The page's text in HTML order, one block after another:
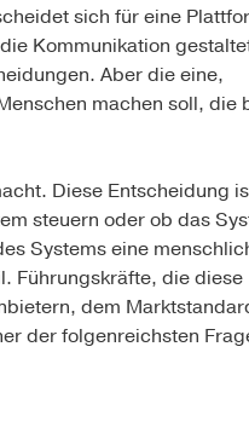
sich für eine
Kommunikation
Aber die eine,
machen soll, die
Diese Entscheidung
steuern oder ob das
Systems eine
Führungskräfte, die diese
dem
der folgenreichsten